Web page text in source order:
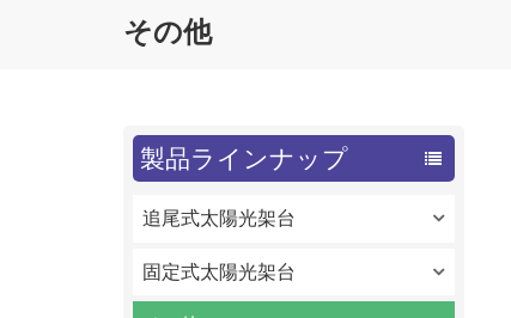
その他
製品ラインナップ
追尾式太陽光架台
固定式太陽光架台